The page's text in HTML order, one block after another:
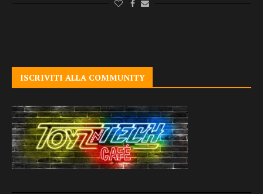
ISCRIVITI ALLA COMMUNITY